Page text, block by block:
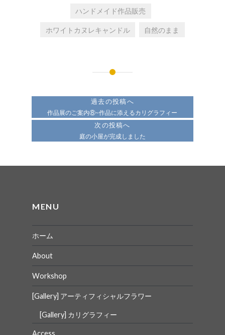
ハンドメイド作品販売
ホワイトカヌレキャンドル 自然のまま
ー
過去の投稿へ
作品展のご案内⑧~作品に添えるカリグラフィー
次の投稿へ
庭の小屋が完成しました
MENU
ホーム
About
Workshop
[Gallery] アーティフィシャルフラワー
[Gallery] カリグラフィー